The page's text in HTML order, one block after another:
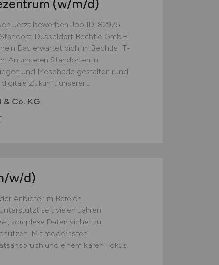
(w/m/d)
Jetzt bewerben Job ID: 82975
Düsseldorf Bechtle GmbH
Das erwartet dich im Bechtle IT-
An unseren Standorten in
und Meschede gestalten rund
Zukunft unserer...
Co. KG
w/d)
Anbieter im Bereich
seit vielen Jahren
komplexe Daten sicher zu
Mit modernsten
und einem klaren Fokus